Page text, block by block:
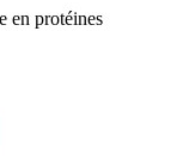
en protéines